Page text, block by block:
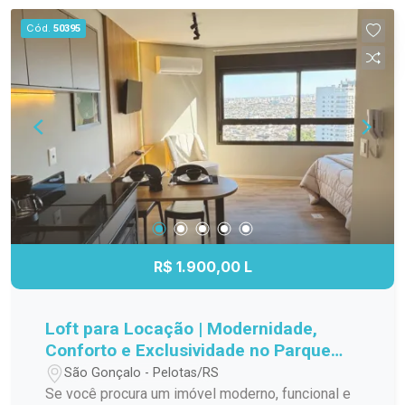
boa infraestrutura de lazer, este imóvel reúne
características que favorecem uma rotina
confortável e funcional. Entre em contato para
mais informações e agende sua visita.
lazer para toda a família. Entre em contato e
agende sua visita! Seu novo lar pode estar aqui.
Cód. 50395
R$ 1.900,00 L
Loft para Locação | Modernidade,
Conforto e Exclusividade no Parque
UnaSão Gonçalo - Pelotas/RS
Se você procura um imóvel moderno, funcional e